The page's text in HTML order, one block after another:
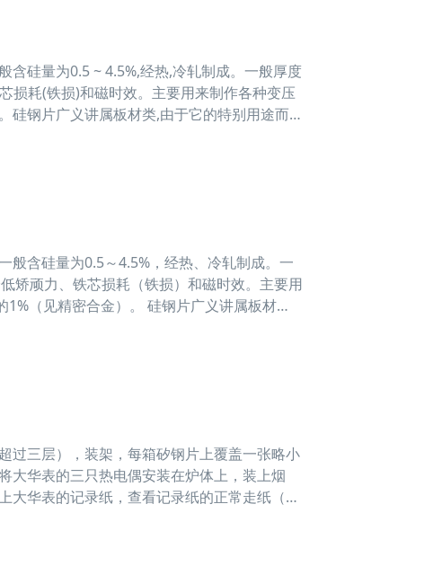
硅量为0.5 ~ 4.5%,经热,冷轧制成。一般厚度
损耗(铁损)和磁时效。主要用来制作各种变压
硅钢片广义讲属板材类,由于它的特别用途而独
含硅量为0.5～4.5%，经热、冷轧制成。一
矫顽力、铁芯损耗（铁损）和磁时效。主要用
（见精密合金）。 硅钢片广义讲属板材
三层），装架，每箱矽钢片上覆盖一张略小
华表的三只热电偶安装在炉体上，装上烟
华表的记录纸，查看记录纸的正常走纸（首